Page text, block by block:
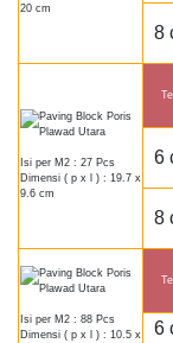
20 cm
8
Isi per M2 : 27 Pcs
Dimensi ( p x l ) : 19.7 x
9.6 cm
6
8
Isi per M2 : 88 Pcs
Dimensi ( p x l ) : 10.5 x
6